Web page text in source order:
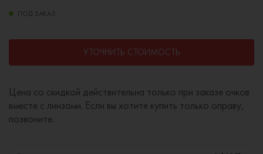
ПОД ЗАКАЗ
УТОЧНИТЬ СТОИМОСТЬ
Цена со скидкой действительна только при заказе очков
вместе с линзами. Если вы хотите купить только оправу,
позвоните.